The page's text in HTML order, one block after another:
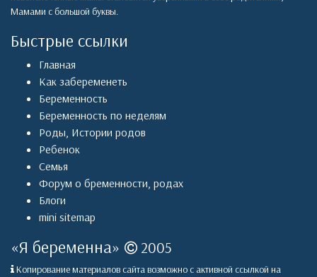
Мамами с большой буквы.
Быстрые ссылки
Главная
Как забеременеть
Беременность
Беременность по неделям
Роды, Истории родов
Ребенок
Семья
Форум о бременности, родах
Блоги
mini sitemap
«Я беременна» 2005
Копирование материалов сайта возможно с активной ссылкой на